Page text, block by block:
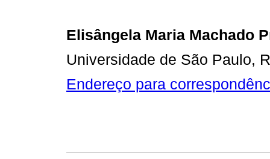
Elisângela Maria Machado
Universidade de São Paulo,
Endereço para